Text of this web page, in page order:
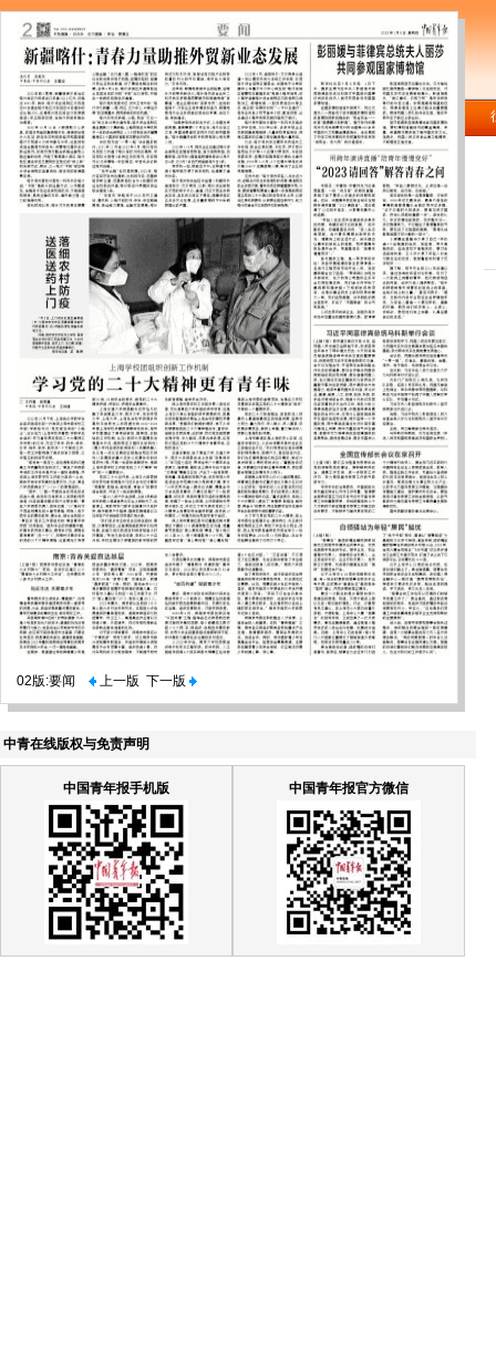
02版:要闻 上一版 下一版
中青在线版权与免责声明
中国青年报手机版 中国青年报官方微信